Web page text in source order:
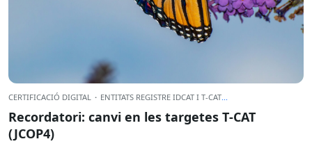
CERTIFICACIÓ DIGITAL · ENTITATS REGISTRE IDCAT I T-CAT
Recordatori: canvi en les targetes T‑CAT
(JCOP4)